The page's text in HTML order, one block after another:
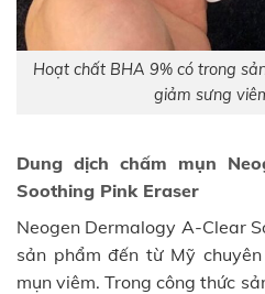
Hoạt chất BHA 9% có trong
giảm sưng
Dung dịch chấm mụn
Soothing Pink Eraser
Neogen Dermalogy A-Clear
sản phẩm đến từ Mỹ
mụn viêm. Trong công thức